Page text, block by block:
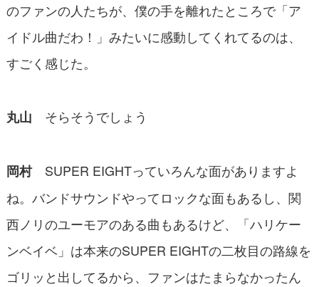
のファンの人たちが、僕の手を離れたところで「ア
イドル曲だわ！」みたいに感動してくれてるのは、
すごく感じた。
丸山 そらそうでしょう
岡村SUPER EIGHTっていろんな面がありますよ
ね。バンドサウンドやってロックな面もあるし、関
西ノリのユーモアのある曲もあるけど、「ハリケー
ンベイベ」は本来のSUPER EIGHTの二枚目の路線を
ゴリッと出してるから、ファンはたまらなかったん